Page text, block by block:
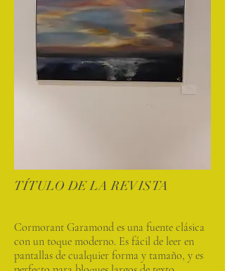
TÍTULO DE LA REVISTA
Cormorant Garamond es una fuente clásica
con un toque moderno. Es fácil de leer en
pantallas de cualquier forma y tamaño, y es